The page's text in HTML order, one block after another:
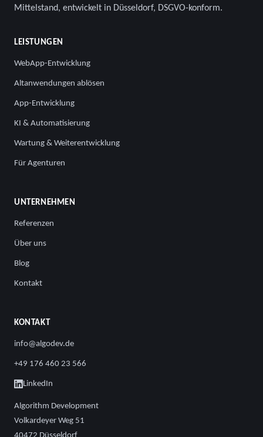
Mittelstand, entwickelt in Düsseldorf, DSGVO-konform.
LEISTUNGEN
WebApp-Entwicklung
Altanwendungen ablösen
App-Entwicklung
KI & Automatisierung
Wartung & Weiterentwicklung
Für Agenturen
UNTERNEHMEN
Referenzen
Über uns
Blog
Kontakt
KONTAKT
info@algodev.de
+49 176 460 23 566
LinkedIn
Algorithm Development
Volkardeyer Weg 51